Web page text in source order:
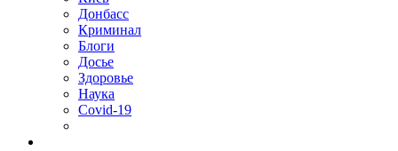
Донбасс
Криминал
Блоги
Досье
Здоровье
Наука
Covid-19